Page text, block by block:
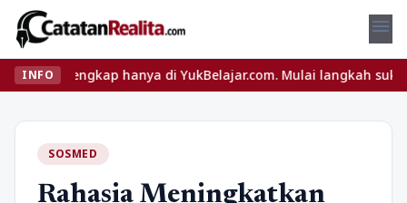
menu
INFO hanya di YukBelajar.com. Mulai langkah suksesmu
SOSMED
Rahasia Meningkatkan